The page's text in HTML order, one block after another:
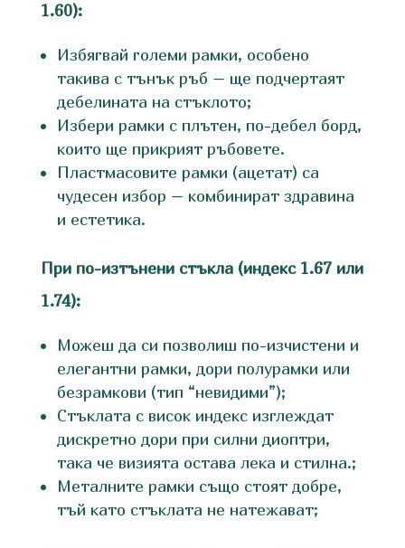
1.60):
Избягвай големи рамки, особено
такива с тънък ръб – ще подчертаят
дебелината на стъклото;
Избери рамки с плътен, по-дебел борд,
които ще прикрият ръбовете.
Пластмасовите рамки (ацетат) са
чудесен избор – комбинират здравина
и естетика.
При по-изтънени стъкла (индекс 1.67 или
1.74):
Можеш да си позволиш по-изчистени и
елегантни рамки, дори полурамки или
безрамкови (тип “невидими”);
Стъклата с висок индекс изглеждат
дискретно дори при силни диоптри,
така че визията остава лека и стилна.;
Металните рамки също стоят добре,
тъй като стъклата не натежават;